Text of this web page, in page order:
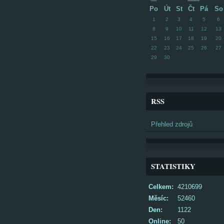
Po Út St Čt Pá So
1 2 3 4 5 6
8
9 10 11 12 13
15
16 17 18 19 20
22
23 24 25 26 27
29
30
RSS
Přehled zdrojů
STATISTIKY
Online: 50
Celkem: 4210699
Měsíc:
52460
Den:
1122